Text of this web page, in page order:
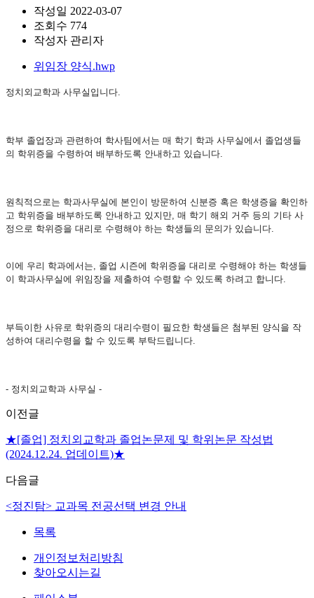
작성일 2022-03-07
조회수 774
작성자 관리자
위임장 양식.hwp
정치외교학과 사무실입니다.
학부 졸업장과 관련하여 학사팀에서는 매 학기 학과 사무실에서 졸업생들
의 학위증을 수령하여 배부하도록 안내하고 있습니다.
원칙적으로는 학과사무실에 본인이 방문하여 신분증 혹은 학생증을 확인하
고 학위증을 배부하도록 안내하고 있지만, 매 학기 해외 거주 등의 기타 사
정으로 학위증을 대리로 수령해야 하는 학생들의 문의가 있습니다.
이에 우리 학과에서는, 졸업 시즌에 학위증을 대리로 수령해야 하는 학생들
이 학과사무실에 위임장을 제출하여 수령할 수 있도록 하려고 합니다.
부득이한 사유로 학위증의 대리수령이 필요한 학생들은 첨부된 양식을 작
성하여 대리수령을 할 수 있도록 부탁드립니다.
- 정치외교학과 사무실 -
이전글
★[졸업] 정치외교학과 졸업논문제 및 학위논문 작성법
(2024.12.24. 업데이트)★
다음글
<정진탐> 교과목 전공선택 변경 안내
목록
개인정보처리방침
찾아오시는길